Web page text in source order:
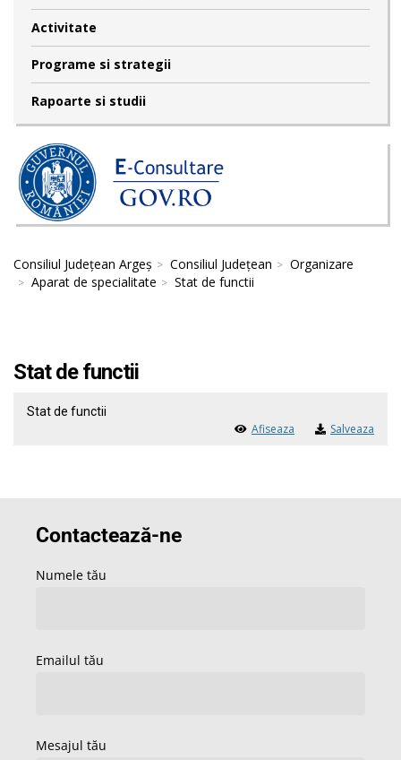
Activitate
Programe si strategii
Rapoarte si studii
Consiliul Județean Argeș Consiliul Județean
Organizare
Aparat de specialitate
Stat de functii
Stat de functii
Stat de functii
Afiseaza Salveaza